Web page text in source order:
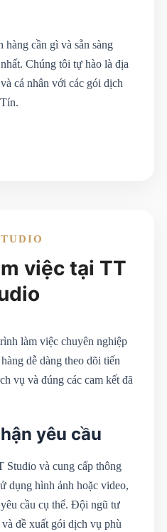
cần gì và sẵn sàng
Chúng tôi tự hào là địa
cá nhân với các gói dịch
việc tại TT
làm việc chuyên nghiệp
dễ dàng theo dõi tiến
vụ và đúng các cam kết đã
yêu cầu
Studio và cung cấp thông
dụng hình ảnh hoặc video,
cầu cụ thể. Đội ngũ tư
đề xuất gói dịch vụ phù